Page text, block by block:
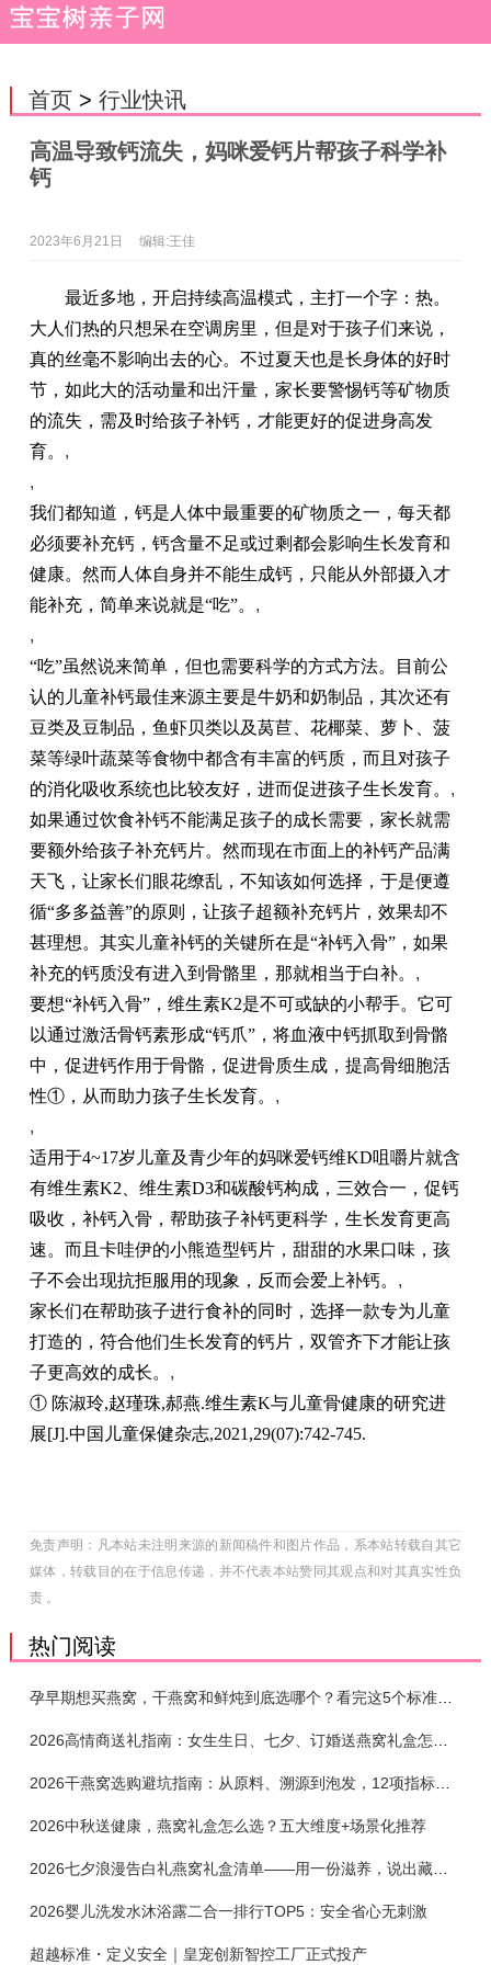
首页> 行业快讯
高温导致钙流失，妈咪爱钙片帮孩子科学补
钙
2023年6月21日 编辑:王佳
最近多地，开启持续高温模式， 主打一个字：热。
大人们热的只想呆在空调房里， 但是对于孩子们来说，
真的丝毫不影响出去的心。 不过夏天也是长身体的好时
节，如此大的活动量和出汗量，家长要警惕钙等矿物质
的流失， 需及时给孩子补钙，才能更好的促进身高发
育。 ,
,
我们都知道，钙是人体中最重要的矿物质之一，每天都
必须要补充钙，钙含量不足或过剩都会影响生长发育和
健康。然而人体自身并不能生成钙，只能从外部摄入才
能补充，简单来说就是“吃”。 ,
,
“吃”虽然说来简单，但也需要科学的方式方法。目前公
认的儿童补钙最佳来源主要是牛奶和奶制品，其次还有
豆类及豆制品，鱼虾贝类以及莴苣、花椰菜、萝卜、菠
菜等绿叶蔬菜等食物中都含有丰富的钙质，而且对孩子
的消化吸收系统也比较友好，进而促进孩子生长发育。 ,
如果通过饮食补钙不能满足孩子的成长需要，家长就需
要额外给孩子补充钙片。然而现在市面上的补钙产品满
天飞，让家长们眼花缭乱，不知该如何选择，于是便遵
循“多多益善”的原则，让孩子超额补充钙片，效果却不
甚理想。其实儿童补钙的关键所在是“补钙入骨”，如果
补充的钙质没有进入到骨骼里，那就相当于白补。 ,
要想“补钙入骨”，维生素K2是不可或缺的小帮手。它可
以通过激活骨钙素形成“钙爪”，将血液中钙抓取到骨骼
中，促进钙作用于骨骼，促进骨质生成，提高骨细胞活
性①，从而助力孩子生长发育。 ,
,
适用于4~17岁儿童及青少年的妈咪爱钙维KD咀嚼片就含
有维生素K2 、维生素D3和碳酸钙构成，三效合一，促钙
吸收，补钙入骨，帮助孩子补钙更科学，生长发育更高
速。 而且卡哇伊的小熊造型钙片，甜甜的水果口味，孩
子不会出现抗拒服用的现象，反而会爱上补钙。 ,
家长们在帮助孩子进行食补的同时，选择一款专为儿童
打造的，符合他们生长发育的钙片，双管齐下才能让孩
子更高效的成长。 ,
① 陈淑玲,赵瑾珠,郝燕.维生素K与儿童骨健康的研究进
展[J].中国儿童保健杂志,2021,29(07):742-745.
免责声明：凡本站未注明来源的新闻稿件和图片作品，系本站转载自其它
媒体，转载目的在于信息传递，并不代表本站赞同其观点和对其真实性负
责 。
热门阅读
孕早期想买燕窝，干燕窝和鲜炖到底选哪个？看完这5个标准再下单
2026干燕窝选购避坑指南：从原料、溯源到泡发，12项指标判断靠谱燕窝
2026中秋送健康，燕窝礼盒怎么选？五大维度+场景化推荐
2026七夕浪漫告白礼燕窝礼盒清单——用一份滋养，说出藏在心底的爱
2026婴儿洗发水沐浴露二合一排行TOP5：安全省心无刺激
超越标准・定义安全｜皇宠创新智控工厂正式投产